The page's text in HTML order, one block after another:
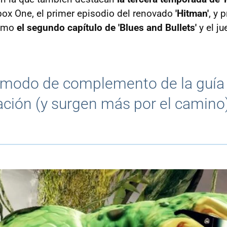
One, el primer episodio del renovado 'Hitman', y
el segundo capítulo de 'Blues and Bullets' y el
de complemento de la
(y surgen más por el